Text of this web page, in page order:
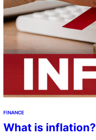
FINANCE
What is inflation?